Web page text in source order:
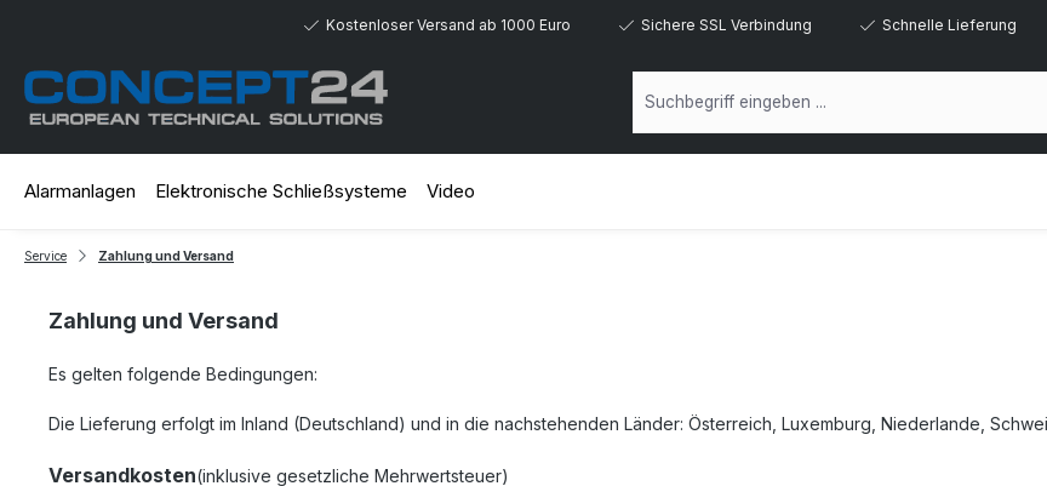
Kostenloser Versand ab 1000 Euro Sichere SSL Verbindung Schnelle Lieferung
Alarmanlagen Elektronische Schließsysteme Video
Service Zahlung und Versand
Zahlung und Versand
Es gelten folgende Bedingungen:
Die Lieferung erfolgt im Inland (Deutschland) und in die nachstehenden Länder: Österreich, Luxemburg, Niederlande,
Versandkosten(inklusive gesetzliche Mehrwertsteuer)